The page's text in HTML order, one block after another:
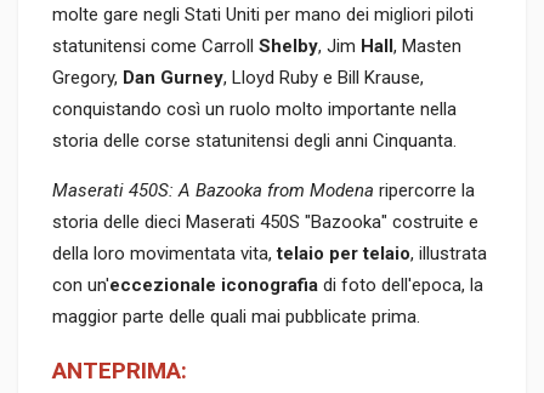
molte gare negli Stati Uniti per mano dei migliori piloti
statunitensi come Carroll Shelby, Jim Hall, Masten
Gregory, Dan Gurney, Lloyd Ruby e Bill Krause,
conquistando così un ruolo molto importante nella
storia delle corse statunitensi degli anni Cinquanta.
Maserati 450S: A Bazooka from Modena ripercorre la
storia delle dieci Maserati 450S "Bazooka" costruite e
della loro movimentata vita,telaio per telaio, illustrata
con un'eccezionale iconografia di foto dell'epoca, la
maggior parte delle quali mai pubblicate prima.
ANTEPRIMA: